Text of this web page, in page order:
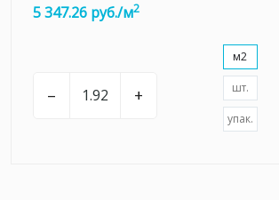
5 347.26 руб./м2
– +
м2
шт.
упак.